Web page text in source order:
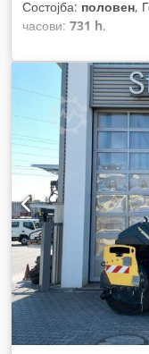
Состојба: половен,
часови: 731 h,